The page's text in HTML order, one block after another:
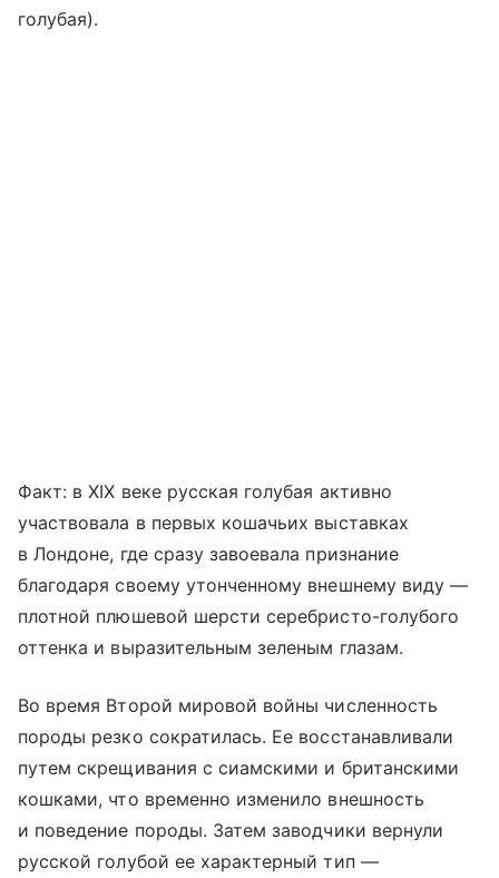
голубая).
Факт: в XIX веке русская голубая активно
участвовала в первых кошачьих выставках
в Лондоне, где сразу завоевала признание
благодаря своему утонченному внешнему виду —
плотной плюшевой шерсти серебристо-голубого
оттенка и выразительным зеленым глазам.
Во время Второй мировой войны численность
породы резко сократилась. Ее восстанавливали
путем скрещивания с сиамскими и британскими
кошками, что временно изменило внешность
и поведение породы. Затем заводчики вернули
русской голубой ее характерный тип —